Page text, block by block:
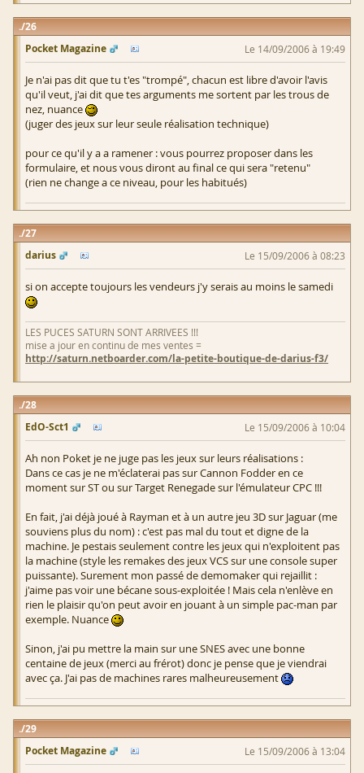
26
Pocket Magazine
Le 14/09/2006 à 19:49
Je n'ai pas dit que tu t'es "trompé", chacun est libre d'avoir l'avis
qu'il veut, j'ai dit que tes arguments me sortent par les trous de
nez, nuance
(juger des jeux sur leur seule réalisation technique)
pour ce qu'il y a a ramener : vous pourrez proposer dans les
formulaire, et nous vous diront au final ce qui sera "retenu"
(rien ne change a ce niveau, pour les habitués)
27
darius
Le 15/09/2006 à 08:23
si on accepte toujours les vendeurs j'y serais au moins le samedi
LES PUCES SATURN SONT ARRIVEES !!!
mise a jour en continu de mes ventes =
http://saturn.netboarder.com/la-petite-boutique-de-darius-f3/
28
EdO-Sct1
Le 15/09/2006 à 10:04
Ah non Poket je ne juge pas les jeux sur leurs réalisations :
Dans ce cas je ne m'éclaterai pas sur Cannon Fodder en ce
moment sur ST ou sur Target Renegade sur l'émulateur CPC !!!
En fait, j'ai déjà joué à Rayman et à un autre jeu 3D sur Jaguar (me
souviens plus du nom) : c'est pas mal du tout et digne de la
machine. Je pestais seulement contre les jeux qui n'exploitent pas
la machine (style les remakes des jeux VCS sur une console super
puissante). Surement mon passé de demomaker qui rejaillit :
j'aime pas voir une bécane sous-exploitée ! Mais cela n'enlève en
rien le plaisir qu'on peut avoir en jouant à un simple pac-man par
exemple. Nuance
Sinon, j'ai pu mettre la main sur une SNES avec une bonne
centaine de jeux (merci au frérot) donc je pense que je viendrai
avec ça. J'ai pas de machines rares malheureusement
29
Pocket Magazine
Le 15/09/2006 à 13:04